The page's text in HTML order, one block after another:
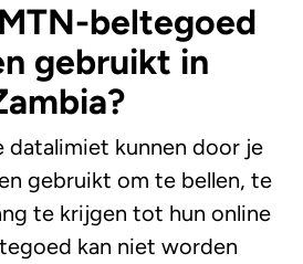
beltegoed
gebruikt in
datalimiet kunnen door je
gebruikt om te bellen, te
te krijgen tot hun online
kan niet worden